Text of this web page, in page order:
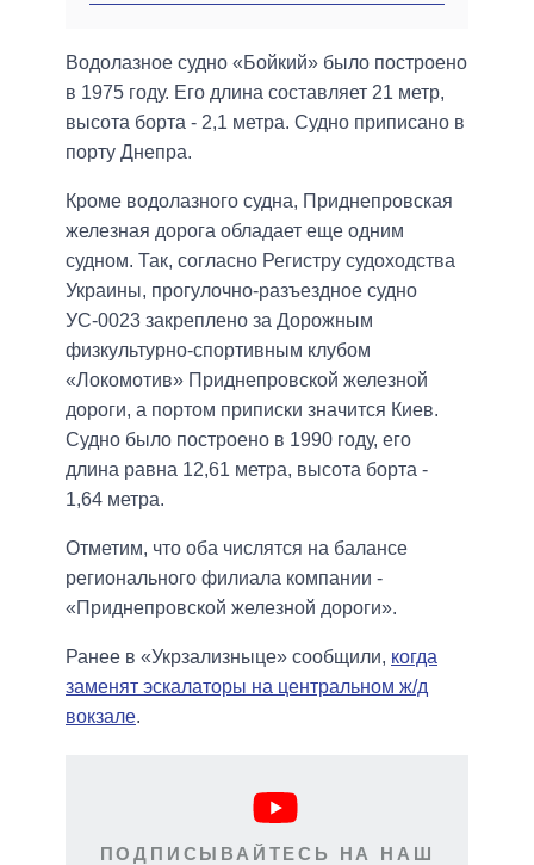
Водолазное судно «Бойкий» было построено
в 1975 году. Его длина составляет 21 метр,
высота борта - 2,1 метра. Судно приписано в
порту Днепра.
Кроме водолазного судна, Приднепровская
железная дорога обладает еще одним
судном. Так, согласно Регистру судоходства
Украины, прогулочно-разъездное судно
УС-0023 закреплено за Дорожным
физкультурно-спортивным клубом
«Локомотив» Приднепровской железной
дороги, а портом приписки значится Киев.
Судно было построено в 1990 году, его
длина равна 12,61 метра, высота борта -
1,64 метра.
Отметим, что оба числятся на балансе
регионального филиала компании -
«Приднепровской железной дороги».
Ранее в «Укрзализныце» сообщили, когда
заменят эскалаторы на центральном ж/д
вокзале.
ПОДПИСЫВАЙТЕСЬ НА НАШ